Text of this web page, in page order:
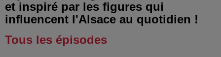
et inspiré par les figures qui
influencent l'Alsace au quotidien !
Tous les épisodes